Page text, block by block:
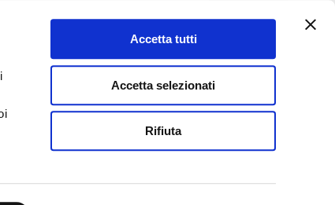
Accetta tutti
Accetta selezionati
Rifiuta
SOCIAL
Segui anche i nostri profili social per
essere sempre aggiornato sulle nostre